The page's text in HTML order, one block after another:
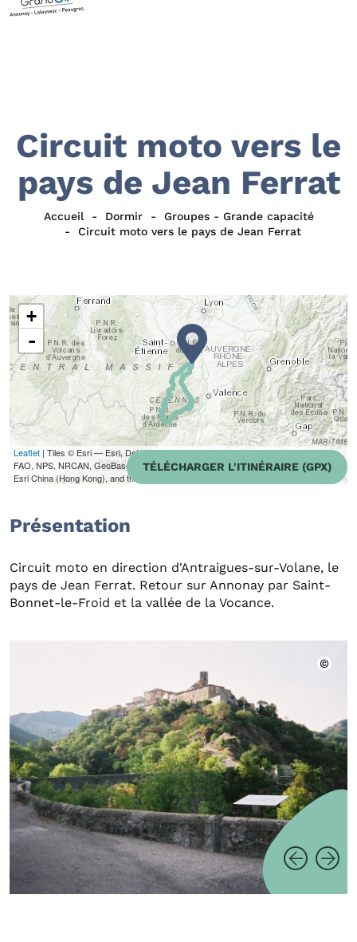
Circuit moto vers le
pays de Jean Ferrat
Accueil Dormir
Groupes - Grande capacité
Circuit moto vers le pays de Jean Ferrat
+
-
Leaflet | Tiles © Esri — Esri, DeLorme, NAVTEQ, TomTom, Intermap, iPC, USGS,
FAO, NPS, NRCAN, GeoBase, Kadaster NL, Ordnance Survey, Esri Japan, METI,
Esri China (Hong Kong), and the GIS User Community
TÉLÉCHARGER L'ITINÉRAIRE (GPX)
Présentation
Circuit moto en direction d'Antraigues-sur-Volane, le
pays de Jean Ferrat. Retour sur Annonay par Saint-
Bonnet-le-Froid et la vallée de la Vocance.